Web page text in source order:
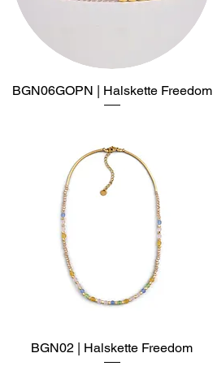
Schnellansicht
BGN06GOPN | Halskette Freedom
Schnellansicht
BGN02 | Halskette Freedom